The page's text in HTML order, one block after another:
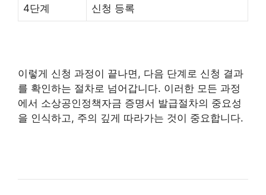
4단계 신청 등록
이렇게 신청 과정이 끝나면, 다음 단계로 신청 결과
를 확인하는 절차로 넘어갑니다. 이러한 모든 과정
에서 소상공인정책자금 증명서 발급절차의 중요성
을 인식하고, 주의 깊게 따라가는 것이 중요합니다.